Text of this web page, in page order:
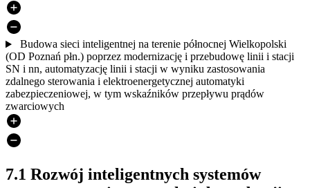
Budowa sieci inteligentnej na terenie północnej Wielkopolski
(OD Poznań płn.) poprzez modernizację i przebudowę linii i stacji
SN i nn, automatyzację linii i stacji w wyniku zastosowania
zdalnego sterowania i elektroenergetycznej automatyki
zabezpieczeniowej, w tym wskaźników przepływu prądów
zwarciowych
7.1 Rozwój inteligentnych systemów